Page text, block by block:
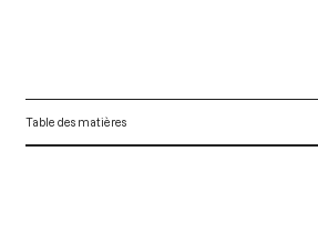
Table des matières